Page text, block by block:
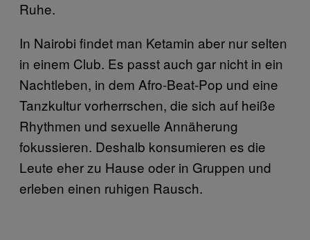
Ruhe.
In Nairobi findet man Ketamin aber nur selten
in einem Club. Es passt auch gar nicht in ein
Nachtleben, in dem Afro-Beat-Pop und eine
Tanzkultur vorherrschen, die sich auf heiße
Rhythmen und sexuelle Annäherung
fokussieren. Deshalb konsumieren es die
Leute eher zu Hause oder in Gruppen und
erleben einen ruhigen Rausch.